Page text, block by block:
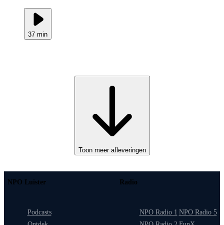
37 min
Toon meer afleveringen
NPO Luister
Podcasts
Radio
NPO Radio 1 NPO Radio 5